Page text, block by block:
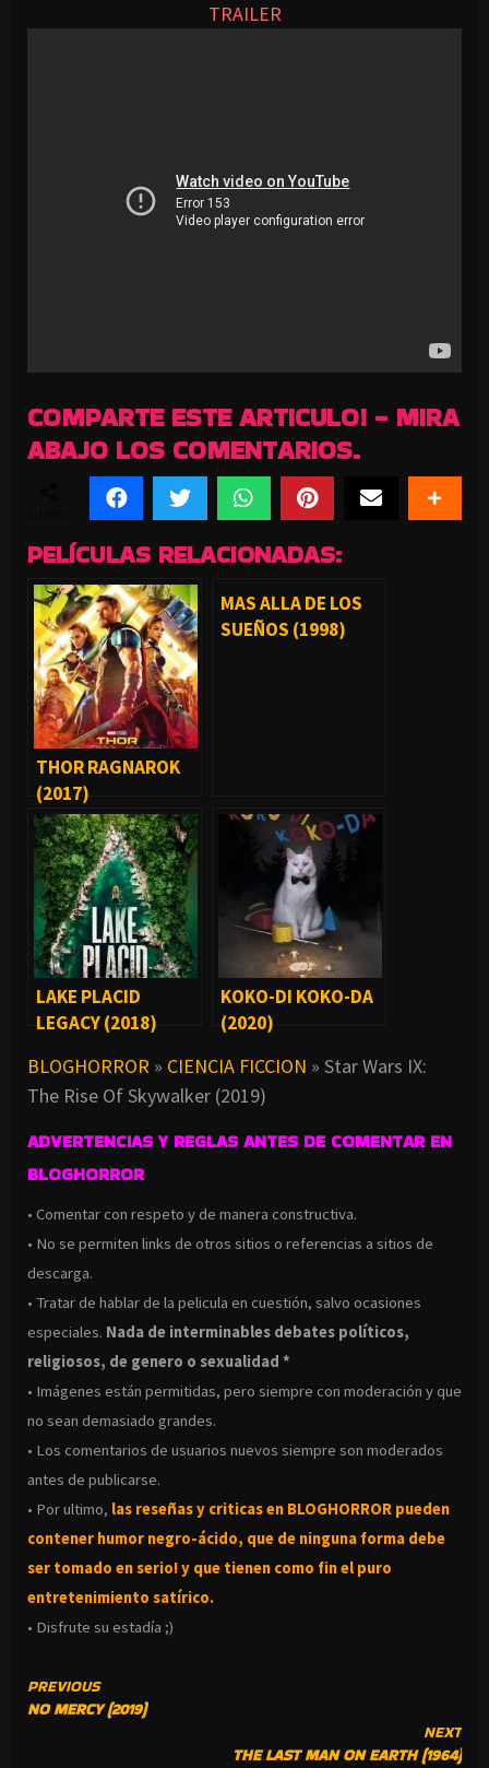
TRAILER
COMPARTE ESTE ARTICULO! - MIRA
ABAJO LOS COMENTARIOS.
PELÍCULAS RELACIONADAS:
THOR RAGNAROK
(2017)
MAS ALLA DE LOS
SUEÑOS (1998)
LAKE PLACID
LEGACY (2018)
KOKO-DI KOKO-DA
(2020)
BLOGHORROR » CIENCIA FICCION » Star Wars IX:
The Rise Of Skywalker (2019)
ADVERTENCIAS Y REGLAS ANTES DE COMENTAR EN
BLOGHORROR
• Comentar con respeto y de manera constructiva.
• No se permiten links de otros sitios o referencias a sitios de
descarga.
• Tratar de hablar de la pelicula en cuestión, salvo ocasiones
especiales. Nada de interminables debates políticos,
religiosos, de genero o sexualidad *
• Imágenes están permitidas, pero siempre con moderación y que
no sean demasiado grandes.
• Los comentarios de usuarios nuevos siempre son moderados
antes de publicarse.
• Por ultimo, las reseñas y criticas en BLOGHORROR pueden
contener humor negro-ácido, que de ninguna forma debe
ser tomado en serio! y que tienen como fin el puro
entretenimiento satírico.
• Disfrute su estadía ;)
CONTINUE
READING
PREVIOUS
NO MERCY (2019)
NEXT
THE LAST MAN ON EARTH (1964)